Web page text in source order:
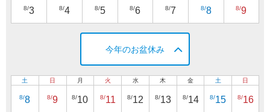
8/3 8/4 8/5 8/6 8/7 8/8 8/9
今年のお盆休み
土
8/8
日
8/9
月
8/10
火
8/11
水
8/12
木
8/13
金
8/14
土
8/15
日
8/16